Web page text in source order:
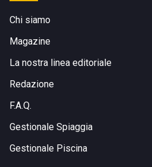
Chi siamo
Magazine
La nostra linea editoriale
Redazione
F.A.Q.
Gestionale Spiaggia
Gestionale Piscina